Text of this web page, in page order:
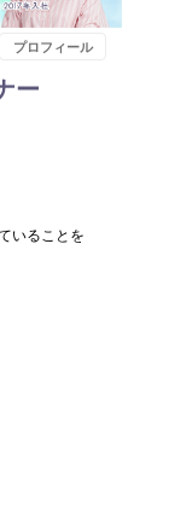
プロフィール
ー
いることを